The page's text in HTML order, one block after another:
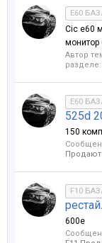
E60
Cic e60
монитор
Автор
разделе:
E60
525d
150
Продают
F10
600е